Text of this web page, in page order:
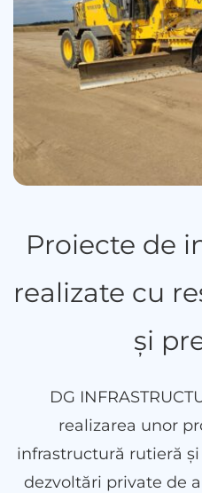
Proiecte de
realizate cu
și
DG
realizarea unor
infrastructură rutieră
dezvoltări private de